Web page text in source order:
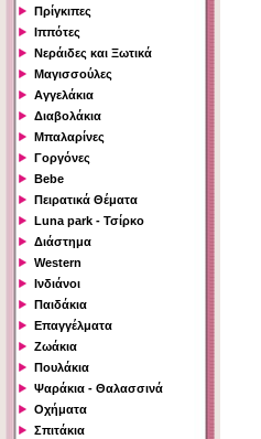
Πρίγκιπες
Ιππότες
Νεράιδες και Ξωτικά
Μαγισσούλες
Αγγελάκια
Διαβολάκια
Μπαλαρίνες
Γοργόνες
Bebe
Πειρατικά Θέματα
Luna park - Τσίρκο
Διάστημα
Western
Ινδιάνοι
Παιδάκια
Επαγγέλματα
Ζωάκια
Πουλάκια
Ψαράκια - Θαλασσινά
Οχήματα
Σπιτάκια